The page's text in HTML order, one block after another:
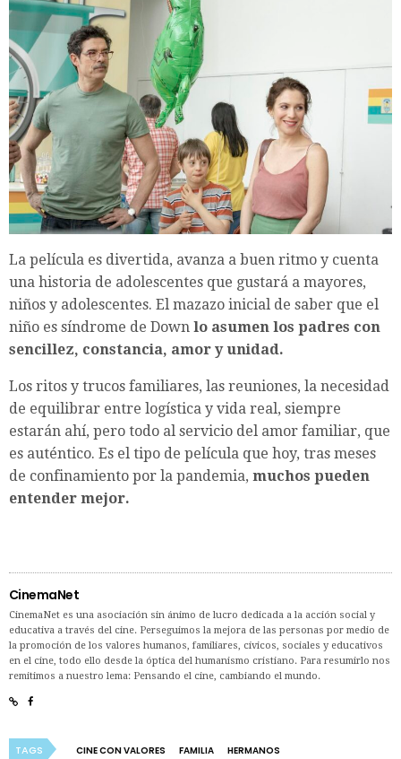
La película es divertida, avanza a buen ritmo y cuenta
una historia de adolescentes que gustará a mayores,
niños y adolescentes. El mazazo inicial de saber que el
niño es síndrome de Down lo asumen los padres con
sencillez, constancia, amor y unidad.
Los ritos y trucos familiares, las reuniones, la necesidad
de equilibrar entre logística y vida real, siempre
estarán ahí, pero todo al servicio del amor familiar, que
es auténtico. Es el tipo de película que hoy, tras meses
de confinamiento por la pandemia, muchos pueden
entender mejor.
CinemaNet
CinemaNet es una asociación sin ánimo de lucro dedicada a la acción social y
educativa a través del cine. Perseguimos la mejora de las personas por medio de
la promoción de los valores humanos, familiares, cívicos, sociales y educativos
en el cine, todo ello desde la óptica del humanismo cristiano. Para resumirlo nos
remitimos a nuestro lema: Pensando el cine, cambiando el mundo.
TAGS CINE CON VALORES FAMILIA HERMANOS